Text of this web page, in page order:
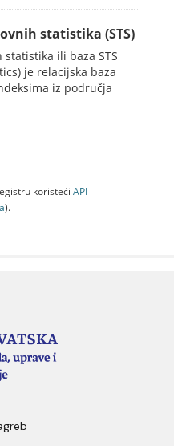
statistika (STS)
ili baza STS
je relacijska baza
iz područja
koristeći API
).